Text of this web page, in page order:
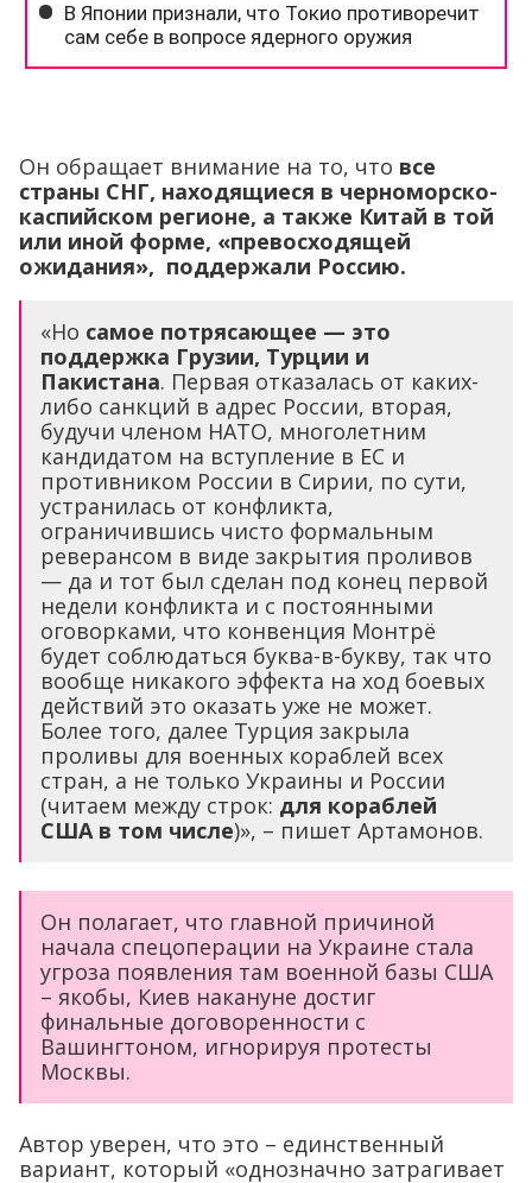
Он обращает внимание на то, что все
страны СНГ, находящиеся в черноморско-
каспийском регионе, а также Китай в той
или иной форме, «превосходящей
ожидания», поддержали Россию.
«Но самое потрясающее — это
поддержка Грузии, Турции и
Пакистана. Первая отказалась от каких-
либо санкций в адрес России, вторая,
будучи членом НАТО, многолетним
кандидатом на вступление в ЕС и
противником России в Сирии, по сути,
устранилась от конфликта,
ограничившись чисто формальным
реверансом в виде закрытия проливов
— да и тот был сделан под конец первой
недели конфликта и с постоянными
оговорками, что конвенция Монтрё
будет соблюдаться буква-в-букву, так что
вообще никакого эффекта на ход боевых
действий это оказать уже не может.
Более того, далее Турция закрыла
проливы для военных кораблей всех
стран, а не только Украины и России
(читаем между строк: для кораблей
США в том числе)», – пишет Артамонов.
Он полагает, что главной причиной
начала спецоперации на Украине стала
угроза появления там военной базы США
– якобы, Киев накануне достиг
финальные договоренности с
Вашингтоном, игнорируя протесты
Москвы.
Автор уверен, что это – единственный
вариант, который «однозначно затрагивает